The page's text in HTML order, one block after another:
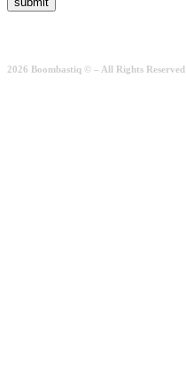
2026 Boombastiq © – All Rights Reserved